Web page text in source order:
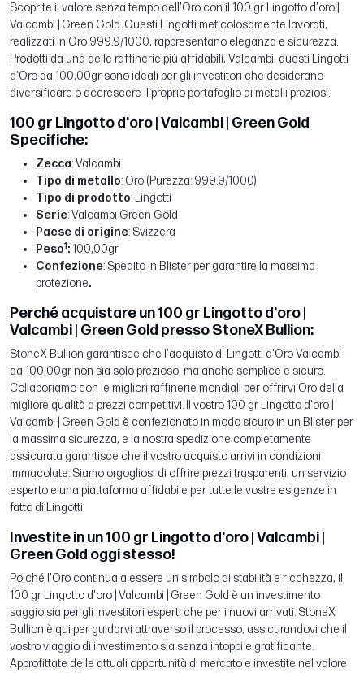
Scoprite il valore senza tempo dell'Oro con il 100 gr Lingotto d'oro |
Valcambi | Green Gold. Questi Lingotti meticolosamente lavorati,
realizzati in Oro 999.9/1000, rappresentano eleganza e sicurezza.
Prodotti da una delle raffinerie più affidabili, Valcambi, questi Lingotti
d'Oro da 100,00gr sono ideali per gli investitori che desiderano
diversificare o accrescere il proprio portafoglio di metalli preziosi.
100 gr Lingotto d'oro | Valcambi | Green Gold
Specifiche:
Zecca: Valcambi
Tipo di metallo: Oro (Purezza: 999.9/1000)
Tipo di prodotto: Lingotti
Serie: Valcambi Green Gold
Paese di origine: Svizzera
Peso1: 100,00gr
Confezione: Spedito in Blister per garantire la massima
protezione.
Perché acquistare un 100 gr Lingotto d'oro |
Valcambi | Green Gold presso StoneX Bullion:
StoneX Bullion garantisce che l'acquisto di Lingotti d'Oro Valcambi
da 100,00gr non sia solo prezioso, ma anche semplice e sicuro.
Collaboriamo con le migliori raffinerie mondiali per offrirvi Oro della
migliore qualità a prezzi competitivi. Il vostro 100 gr Lingotto d'oro |
Valcambi | Green Gold è confezionato in modo sicuro in un Blister per
la massima sicurezza, e la nostra spedizione completamente
assicurata garantisce che il vostro acquisto arrivi in condizioni
immacolate. Siamo orgogliosi di offrire prezzi trasparenti, un servizio
esperto e una piattaforma affidabile per tutte le vostre esigenze in
fatto di Lingotti.
Investite in un 100 gr Lingotto d'oro | Valcambi |
Green Gold oggi stesso!
Poiché l'Oro continua a essere un simbolo di stabilità e ricchezza, il
100 gr Lingotto d'oro | Valcambi | Green Gold è un investimento
saggio sia per gli investitori esperti che per i nuovi arrivati. StoneX
Bullion è qui per guidarvi attraverso il processo, assicurandovi che il
vostro viaggio di investimento sia senza intoppi e gratificante.
Approfittate delle attuali opportunità di mercato e investite nel valore